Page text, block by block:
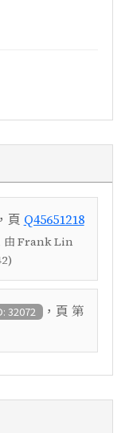
頁 Q45651218
由 Frank Lin
32072 ，頁 第